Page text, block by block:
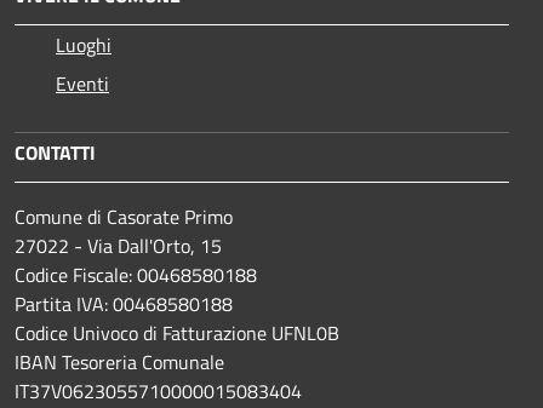
Luoghi
Eventi
CONTATTI
Comune di Casorate Primo
27022 - Via Dall'Orto, 15
Codice Fiscale: 00468580188
Partita IVA: 00468580188
Codice Univoco di Fatturazione UFNL0B
IBAN Tesoreria Comunale
IT37V0623055710000015083404